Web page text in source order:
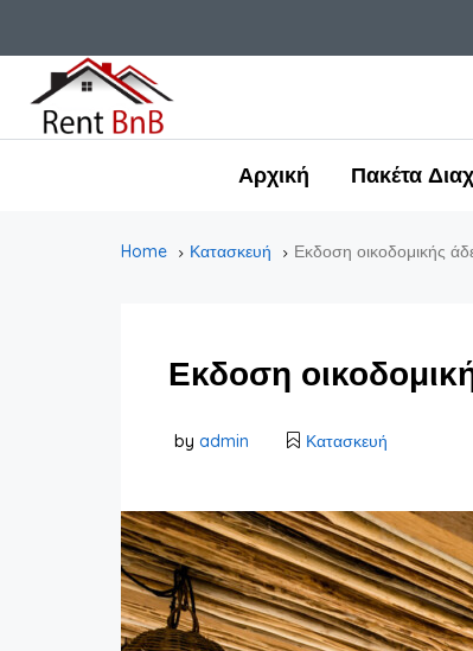
Αρχική Πακέτα
Home Κατασκευή Εκδοση οικοδομικής
Εκδοση
by admin Κατασκευή